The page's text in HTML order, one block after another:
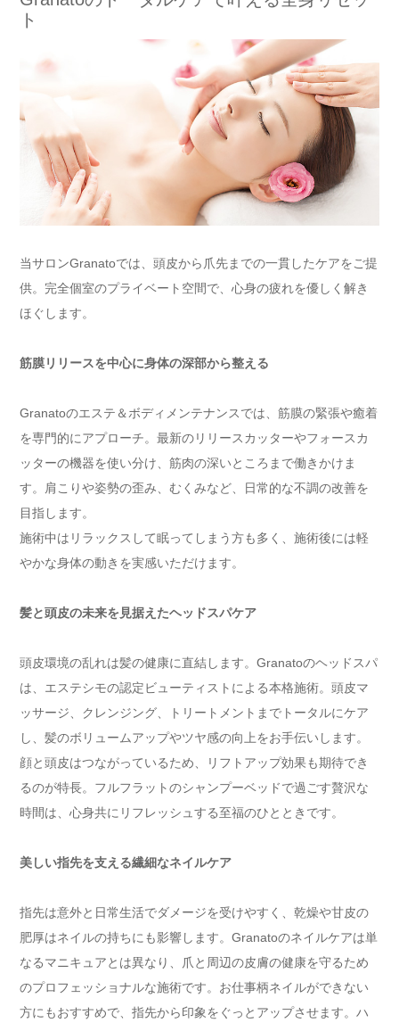
ト
当サロンGranatoでは、頭皮から爪先までの一貫したケアをご提
供。完全個室のプライベート空間で、心身の疲れを優しく解き
ほぐします。
筋膜リリースを中心に身体の深部から整える
Granatoのエステ＆ボディメンテナンスでは、筋膜の緊張や癒着
を専門的にアプローチ。最新のリリースカッターやフォースカ
ッターの機器を使い分け、筋肉の深いところまで働きかけま
す。肩こりや姿勢の歪み、むくみなど、日常的な不調の改善を
目指します。
施術中はリラックスして眠ってしまう方も多く、施術後には軽
やかな身体の動きを実感いただけます。
髪と頭皮の未来を見据えたヘッドスパケア
頭皮環境の乱れは髪の健康に直結します。Granatoのヘッドスパ
は、エステシモの認定ビューティストによる本格施術。頭皮マ
ッサージ、クレンジング、トリートメントまでトータルにケア
し、髪のボリュームアップやツヤ感の向上をお手伝いします。
顔と頭皮はつながっているため、リフトアップ効果も期待でき
るのが特長。フルフラットのシャンプーベッドで過ごす贅沢な
時間は、心身共にリフレッシュする至福のひとときです。
美しい指先を支える繊細なネイルケア
指先は意外と日常生活でダメージを受けやすく、乾燥や甘皮の
肥厚はネイルの持ちにも影響します。Granatoのネイルケアは単
なるマニキュアとは異なり、爪と周辺の皮膚の健康を守るため
のプロフェッショナルな施術です。お仕事柄ネイルができない
方にもおすすめで、指先から印象をぐっとアップさせます。ハ